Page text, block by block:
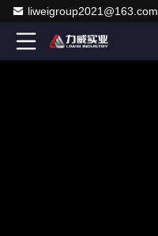
liweigroup2021@163.com